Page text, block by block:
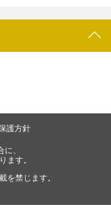
護方針
、
ます。
を禁じます。